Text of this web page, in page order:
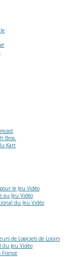
Bros.
Kart
le Jeu Vidéo
au Jeu Vidéo
du Jeu Vidéo
de Logiciels de Loisirs
du Jeu Vidéo